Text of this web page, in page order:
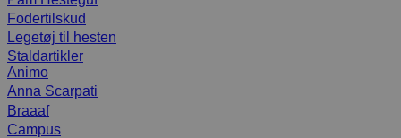
Fodertilskud
Legetøj til hesten
Staldartikler
Animo
Anna Scarpati
Braaaf
Campus